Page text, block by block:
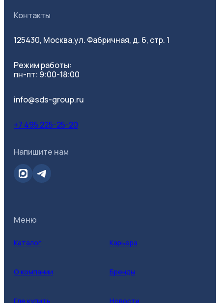
Контакты
125430, Москва,ул. Фабричная, д. 6, стр. 1
Режим работы:
пн-пт: 9:00-18:00
info@sds-group.ru
+7 495 225-25-20
Напишите нам
Меню
Каталог Карьера
О компании Бренды
Где купить Новости
Категория